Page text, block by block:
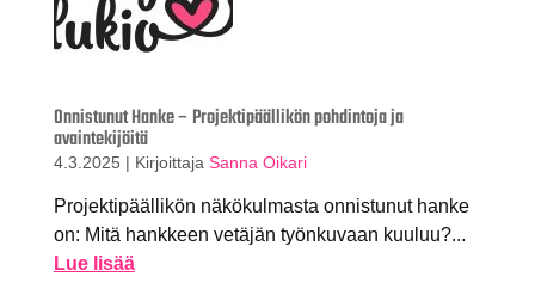
Onnistunut Hanke – Projektipäällikön pohdintoja ja
avaintekijöitä
4.3.2025 | Kirjoittaja Sanna Oikari
Projektipäällikön näkökulmasta onnistunut hanke
on: Mitä hankkeen vetäjän työnkuvaan kuuluu?...
Lue lisää